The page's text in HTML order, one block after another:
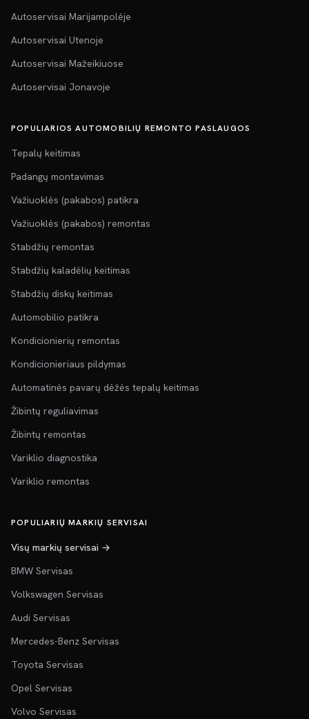
Autoservisai Marijampolėje
Autoservisai Utenoje
Autoservisai Mažeikiuose
Autoservisai Jonavoje
POPULIARIOS AUTOMOBILIŲ REMONTO PASLAUGOS
Tepalų keitimas
Padangų montavimas
Važiuoklės (pakabos) patikra
Važiuoklės (pakabos) remontas
Stabdžių remontas
Stabdžių kaladėlių keitimas
Stabdžių diskų keitimas
Automobilio patikra
Kondicionierių remontas
Kondicionieriaus pildymas
Automatinės pavarų dėžės tepalų keitimas
Žibintų reguliavimas
Žibintų remontas
Variklio diagnostika
Variklio remontas
POPULIARIŲ MARKIŲ SERVISAI
Visų markių servisai →
BMW Servisas
Volkswagen Servisas
Audi Servisas
Mercedes-Benz Servisas
Toyota Servisas
Opel Servisas
Volvo Servisas